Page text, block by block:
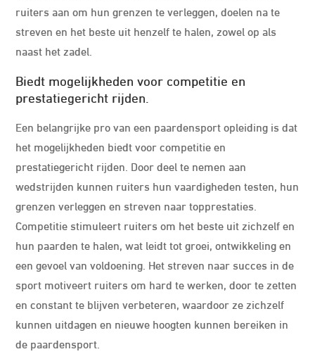
ruiters aan om hun grenzen te verleggen, doelen na te
streven en het beste uit henzelf te halen, zowel op als
naast het zadel.
Biedt mogelijkheden voor competitie en
prestatiegericht rijden.
Een belangrijke pro van een paardensport opleiding is dat
het mogelijkheden biedt voor competitie en
prestatiegericht rijden. Door deel te nemen aan
wedstrijden kunnen ruiters hun vaardigheden testen, hun
grenzen verleggen en streven naar topprestaties.
Competitie stimuleert ruiters om het beste uit zichzelf en
hun paarden te halen, wat leidt tot groei, ontwikkeling en
een gevoel van voldoening. Het streven naar succes in de
sport motiveert ruiters om hard te werken, door te zetten
en constant te blijven verbeteren, waardoor ze zichzelf
kunnen uitdagen en nieuwe hoogten kunnen bereiken in
de paardensport.